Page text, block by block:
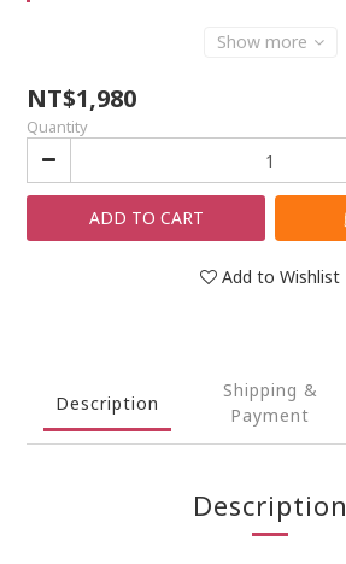
Show more
NT$1,980
Quantity
ADD TO CART
Add to Wishlist
Description
Shipping &
Payment
Description